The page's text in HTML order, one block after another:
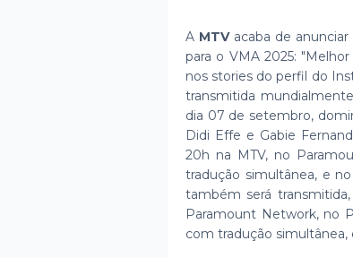
A MTV acaba de
para o VMA 2025:
nos stories do perfil do
transmitida
dia 07 de setembro,
Didi Effe e Gabie
20h na MTV, no
tradução simultânea, e
também será
Paramount Network, no
com tradução simultânea,